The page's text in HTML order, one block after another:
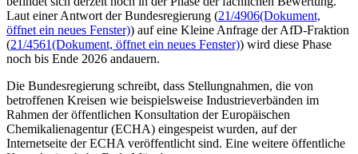
Laut einer Antwort der Bundesregierung (21/4906(Dokument,
öffnet ein neues Fenster)) auf eine Kleine Anfrage der AfD-Fraktion
(21/4561(Dokument, öffnet ein neues Fenster)) wird diese Phase
noch bis Ende 2026 andauern.
Die Bundesregierung schreibt, dass Stellungnahmen, die von
betroffenen Kreisen wie beispielsweise Industrieverbänden im
Rahmen der öffentlichen Konsultation der Europäischen
Chemikalienagentur (ECHA) eingespeist wurden, auf der
Internetseite der ECHA veröffentlicht sind. Eine weitere öffentliche